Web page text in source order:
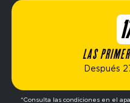
LAS
Después
*Consulta las condiciones en el